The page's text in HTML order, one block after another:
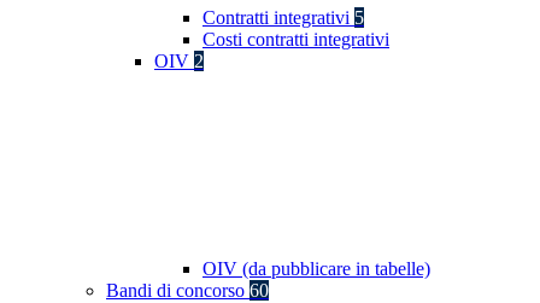
Contratti integrativi 5
Costi contratti integrativi
OIV 2
OIV (da pubblicare in tabelle)
Bandi di concorso 60